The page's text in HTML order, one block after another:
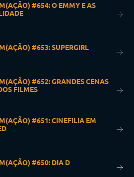
#654: O EMMY E AS
#653: SUPERGIRL
#652: GRANDES CENAS
FILMES
#651: CINEFILIA EM
#650: DIA D